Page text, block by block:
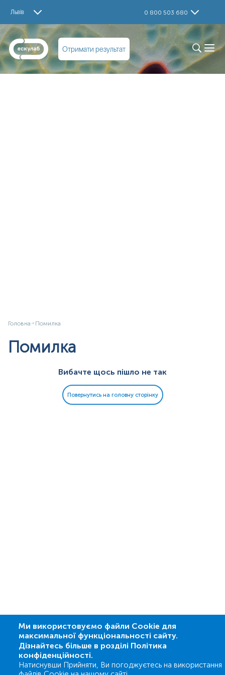
Львів 0 800 503 680
Отримати результат
Головна Помилка
Помилка
Вибачте щось пішло не так
Повернутись на головну сторінку
Ми використовуємо файли Cookie для
максимальної функціональності сайту.
Дізнайтесь більше в розділі Політика
конфіденційності.
Натиснувши Прийняти, Ви погоджуєтесь на використання